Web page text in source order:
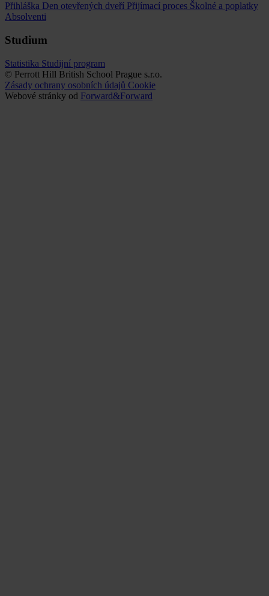
Přihláška Den otevřených dveří Přijímací proces Školné a poplatky
Absolventi
Studium
Statistika Studijní program
© Perrott Hill British School Prague s.r.o.
Zásady ochrany osobních údajů Cookie
Webové stránky od Forward&Forward